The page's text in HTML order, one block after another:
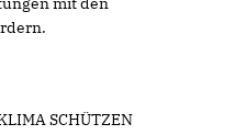
SCHÜTZEN